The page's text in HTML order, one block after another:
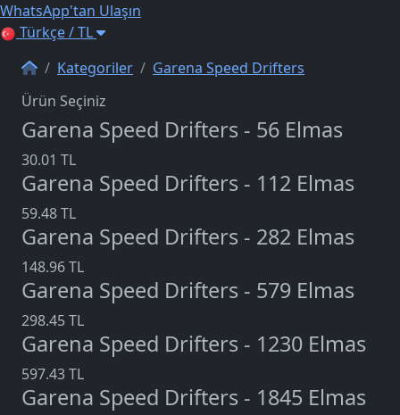
WhatsApp'tan Ulaşın
Türkçe / TL
Kategoriler
Garena Speed Drifters
Ürün Seçiniz
Garena Speed Drifters - 56 Elmas
30.01 TL
Garena Speed Drifters - 112 Elmas
59.48 TL
Garena Speed Drifters - 282 Elmas
148.96 TL
Garena Speed Drifters - 579 Elmas
298.45 TL
Garena Speed Drifters - 1230 Elmas
597.43 TL
Garena Speed Drifters - 1845 Elmas